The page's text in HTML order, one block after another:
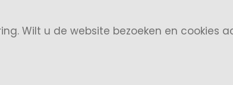
Wilt u de website bezoeken en cookies